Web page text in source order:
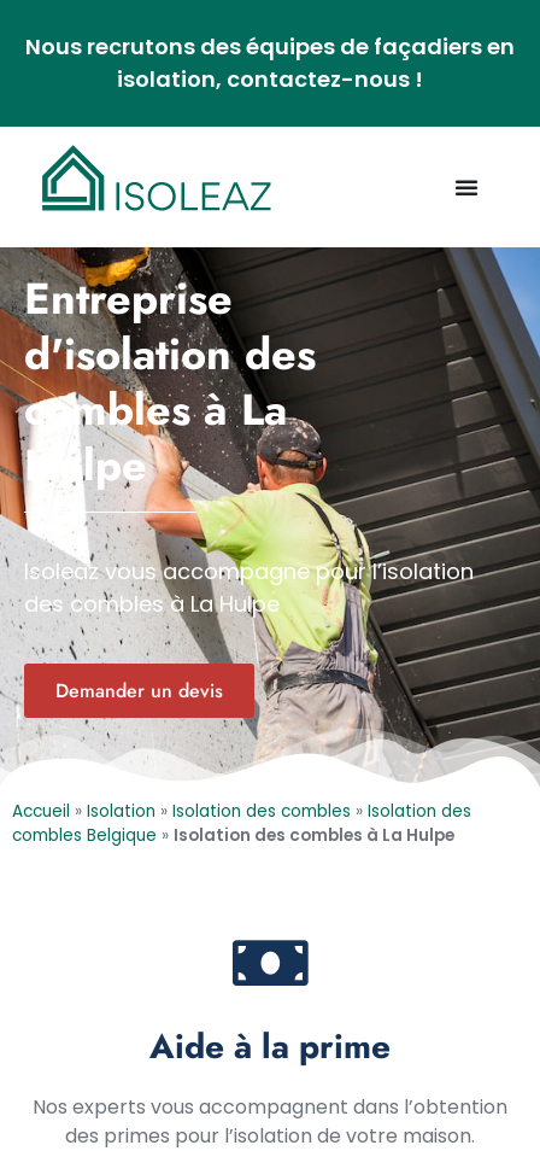
Nous recrutons des équipes de façadiers en
isolation, contactez-nous !
Entreprise
d'isolation des
combles à La
Hulpe
Isoleaz vous accompagne pour l’isolation
des combles à La Hulpe
Demander un devis
Accueil » Isolation » Isolation des combles » Isolation des
combles Belgique » Isolation des combles à La Hulpe
Aide à la prime
Nos experts vous accompagnent dans l’obtention
des primes pour l’isolation de votre maison.